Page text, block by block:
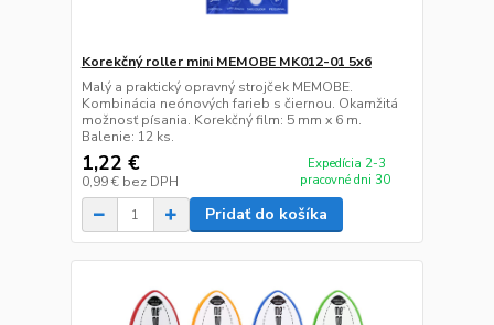
Korekčný roller mini MEMOBE MK012-01 5x6
Malý a praktický opravný strojček MEMOBE.
Kombinácia neónových farieb s čiernou. Okamžitá
možnosť písania. Korekčný film: 5 mm x 6 m.
Balenie: 12 ks.
1,22 €
0,99 € bez DPH
Expedícia 2-3
pracovné dni 30
Pridať do košíka